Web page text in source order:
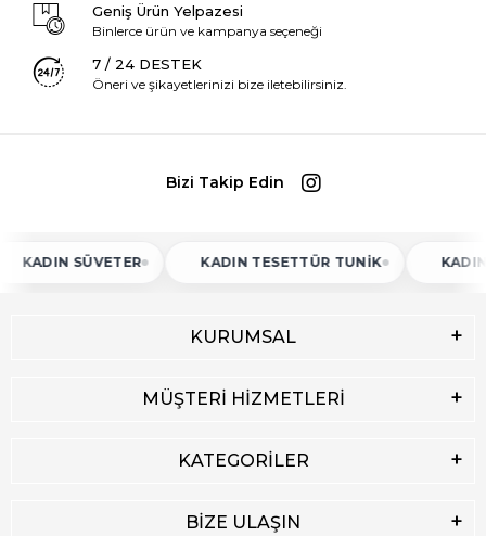
Geniş Ürün Yelpazesi
Binlerce ürün ve kampanya seçeneği
7 / 24 DESTEK
Öneri ve şikayetlerinizi bize iletebilirsiniz.
Bizi Takip Edin
SÜVETER KADIN TESETTÜR TUNIK KADIN
KURUMSAL
MÜŞTERİ HİZMETLERİ
KATEGORİLER
BİZE ULAŞIN